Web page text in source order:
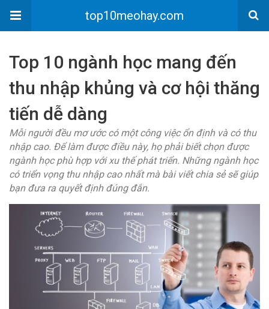
top10meohay.com
Top 10 ngành học mang đến
thu nhập khủng và cơ hội thăng
tiến dễ dàng
Mỗi người đều mơ ước có một công việc ổn định và có thu
nhập cao. Để làm được điều này, họ phải biết chọn được
ngành học phù hợp với xu thế phát triển. Những ngành học
có triển vọng thu nhập cao nhất mà bài viết chia sẻ sẽ giúp
bạn đưa ra quyết định đúng đắn.